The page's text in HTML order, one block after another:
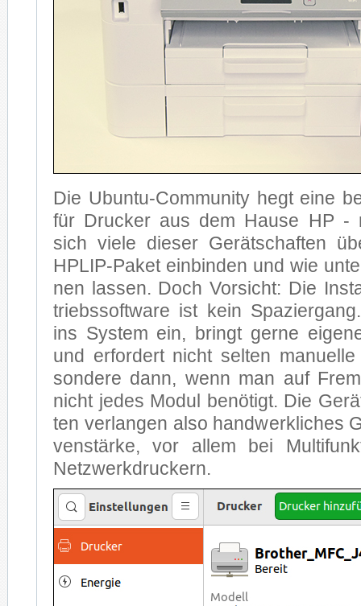
Die Ubun­tu-Com­mu­ni­ty hegt ei­ne
für Dru­cker aus dem Hau­se HP -
sich vie­le die­ser Ge­rät­schaf­ten
HPLIP-Pa­ket ein­bin­den und wie
nen las­sen. Doch Vor­sicht: Die
triebs­soft­ware ist kein
ins Sys­tem ein, bringt ger­ne
und er­for­dert nicht sel­ten
son­de­re dann, wenn man auf
nicht je­des Mo­dul be­nö­tigt. Die
ten ver­lan­gen al­so hand­werk­li­ches
ven­stär­ke, vor al­lem bei
Netz­werk­dru­ckern.